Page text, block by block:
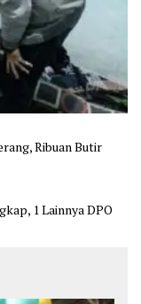
Ribuan Butir
1 Lainnya DPO